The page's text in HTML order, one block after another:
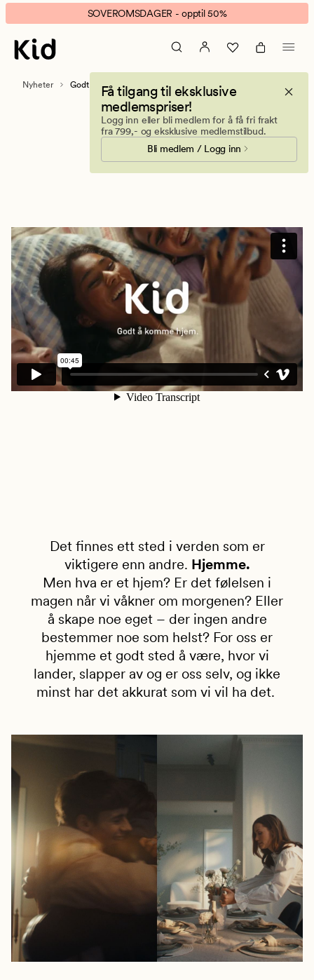
Godt
komme
hjem!
banner.
Klikk
ESCAPE
SOVEROMSDAGER - opptil 50%
Få tilgang til eksklusive
medlemspriser!
Logg inn eller bli medlem for å få fri frakt
fra 799,- og eksklusive medlemstilbud.
Bli medlem / Logg inn
Nyheter Godt å komme hjem!
Det finnes ett sted i verden som er
viktigere enn andre. Hjemme.
Men hva er et hjem? Er det følelsen i
magen når vi våkner om morgenen? Eller
å skape noe eget – der ingen andre
bestemmer noe som helst? For oss er
hjemme et godt sted å være, hvor vi
lander, slapper av og er oss selv, og ikke
minst har det akkurat som vi vil ha det.